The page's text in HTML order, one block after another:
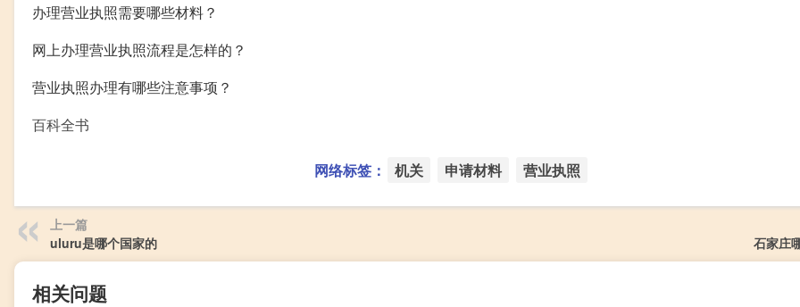
办理营业执照需要哪些材料？
网上办理营业执照流程是怎样的？
营业执照办理有哪些注意事项？
百科全书
网络标签： 机关 申请材料 营业执照
上一篇
uluru是哪个国家的
石家庄
相关问题